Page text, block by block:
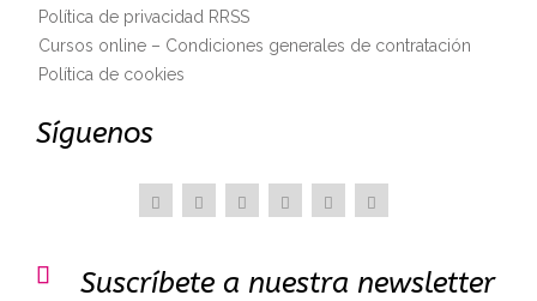
Política de privacidad RRSS
Cursos online – Condiciones generales de contratación
Política de cookies
Síguenos
 Suscríbete a nuestra newsletter